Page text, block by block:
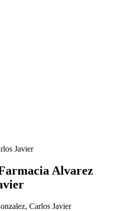
Javier
Alvarez
Carlos Javier